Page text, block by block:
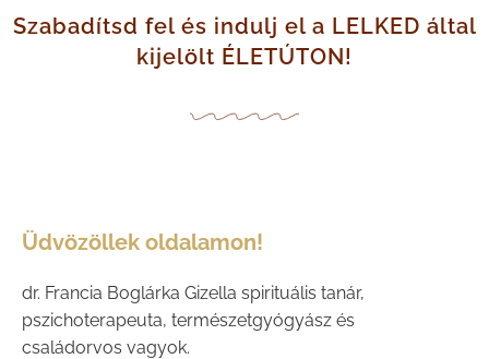
Szabadítsd fel és indulj el a LELKED által
kijelölt ÉLETÚTON!
Üdvözöllek oldalamon!
dr. Francia Boglárka Gizella spirituális tanár,
pszichoterapeuta, természetgyógyász és
családorvos vagyok.